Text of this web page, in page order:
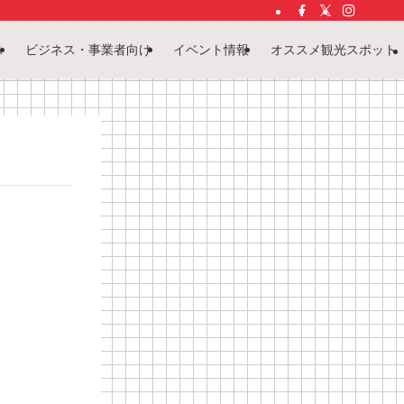
ビジネス・事業者向け イベント情報 オススメ観光スポット